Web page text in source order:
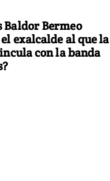
Baldor Bermeo
exalcalde al que la
con la banda